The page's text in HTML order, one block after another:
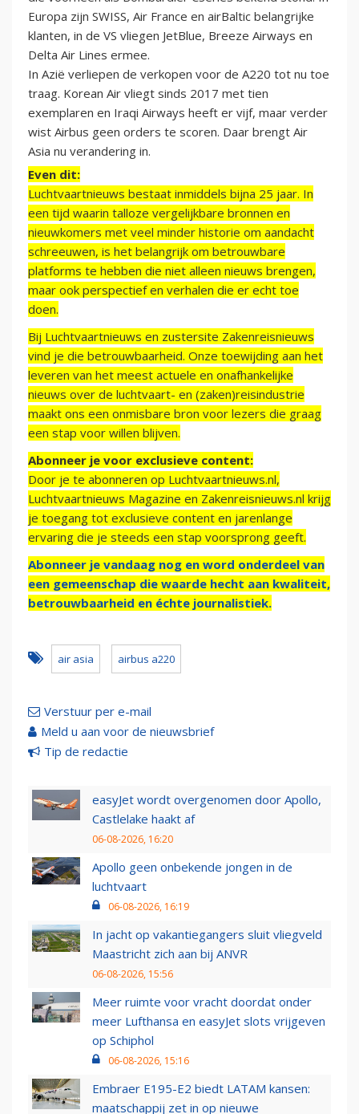
Europa zijn SWISS, Air France en airBaltic belangrijke
klanten, in de VS vliegen JetBlue, Breeze Airways en
Delta Air Lines ermee.
In Azië verliepen de verkopen voor de A220 tot nu toe
traag. Korean Air vliegt sinds 2017 met tien
exemplaren en Iraqi Airways heeft er vijf, maar verder
wist Airbus geen orders te scoren. Daar brengt Air
Asia nu verandering in.
Even dit:
Luchtvaartnieuws bestaat inmiddels bijna 25 jaar. In
een tijd waarin talloze vergelijkbare bronnen en
nieuwkomers met veel minder historie om aandacht
schreeuwen, is het belangrijk om betrouwbare
platforms te hebben die niet alleen nieuws brengen,
maar ook perspectief en verhalen die er echt toe
doen.
Bij Luchtvaartnieuws en zustersite Zakenreisnieuws
vind je die betrouwbaarheid. Onze toewijding aan het
leveren van het meest actuele en onafhankelijke
nieuws over de luchtvaart- en (zaken)reisindustrie
maakt ons een onmisbare bron voor lezers die graag
een stap voor willen blijven.
Abonneer je voor exclusieve content:
Door je te abonneren op Luchtvaartnieuws.nl,
Luchtvaartnieuws Magazine en Zakenreisnieuws.nl krijg
je toegang tot exclusieve content en jarenlange
ervaring die je steeds een stap voorsprong geeft.
Abonneer je vandaag nog en word onderdeel van
een gemeenschap die waarde hecht aan kwaliteit,
betrouwbaarheid en échte journalistiek.
air asia airbus a220
Verstuur per e-mail
Meld u aan voor de nieuwsbrief
Tip de redactie
easyJet wordt overgenomen door Apollo,
Castlelake haakt af
06-08-2026, 16:20
Apollo geen onbekende jongen in de
luchtvaart
06-08-2026, 16:19
In jacht op vakantiegangers sluit vliegveld
Maastricht zich aan bij ANVR
06-08-2026, 15:56
Meer ruimte voor vracht doordat onder
meer Lufthansa en easyJet slots vrijgeven
op Schiphol
06-08-2026, 15:16
Embraer E195-E2 biedt LATAM kansen:
maatschappij zet in op nieuwe